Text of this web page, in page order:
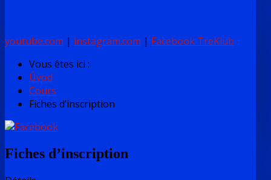
youtube.com | instagram.com | Facebook TreKlub
Vous êtes ici :
Úvod
Cours
Fiches d’inscription
Fiches d’inscription